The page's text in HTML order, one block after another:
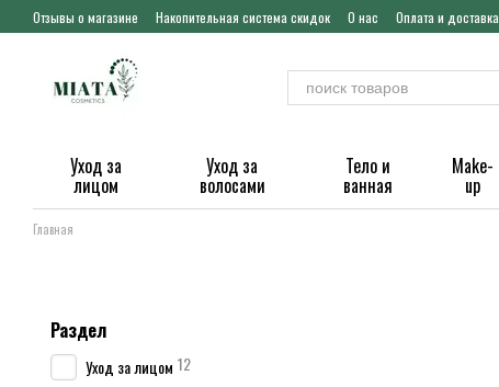
Перейти к основному контенту
Отзывы о магазине Накопительная система скидок О нас Оплата и доставка
Уход за
лицом
Уход за
волосами
Тело и
ванная
Make-
up
Главная
Раздел
Уход за лицом 12